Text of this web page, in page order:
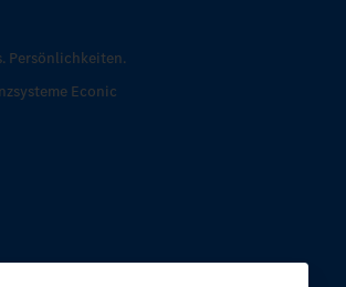
Persönlichkeiten.
Econic